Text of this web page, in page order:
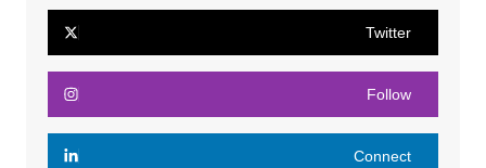
Twitter
Follow
Connect